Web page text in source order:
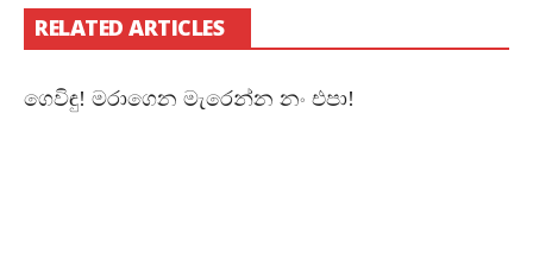
RELATED ARTICLES
ගෙවිඳු! මරාගෙන මැරෙන්න නං එපා!